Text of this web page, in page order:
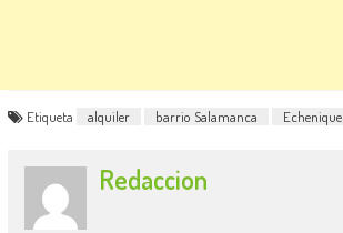
Etiqueta alquiler barrio Salamanca Echenique
Redaccion